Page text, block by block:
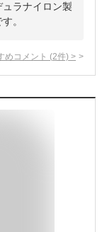
ラナイロン製
。
めコメント (2件) >